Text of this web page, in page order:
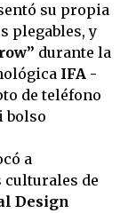
su propia
plegables, y
durante la
IFA -
de teléfono
bolso
a
culturales de
Design